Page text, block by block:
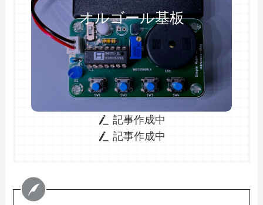
オルゴール基板
記事作成中
記事作成中